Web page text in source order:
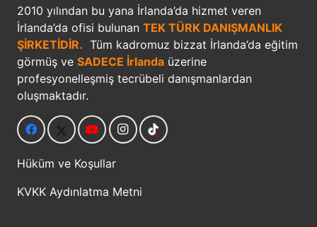
2010 yılından bu yana İrlanda’da hizmet veren
İrlanda’da ofisi bulunan TEK TÜRK DANIŞMANLIK
ŞİRKETİDİR. Tüm kadromuz bizzat İrlanda’da eğitim
görmüş ve SADECE İrlanda üzerine
profesyonelleşmiş tecrübeli danışmanlardan
oluşmaktadır.
Hüküm ve Koşullar
KVKK Aydınlatma Metni